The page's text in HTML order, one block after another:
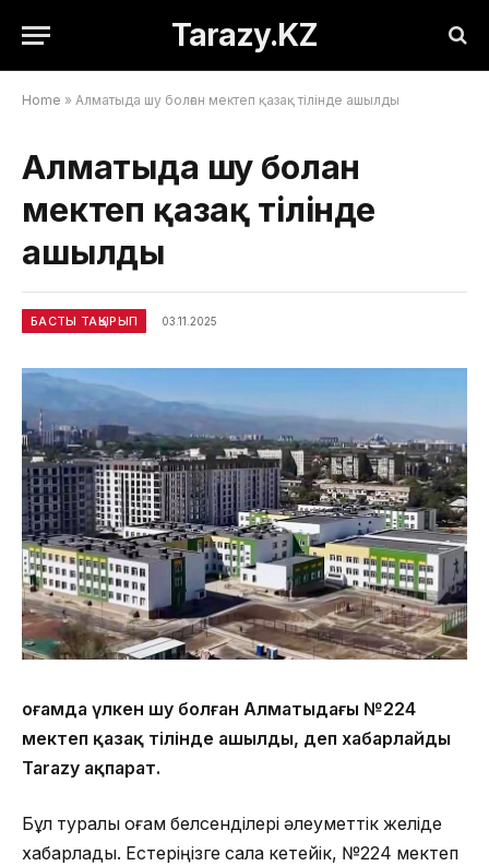
Tarazy.KZ
Home » Алматыда шу болған мектеп қазақ тілінде ашылды
Алматыда шу болған
мектеп қазақ тілінде
ашылды
БАСТЫ ТАҚЫРЫП 03.11.2025
Қоғамда үлкен шу болған Алматыдағы №224
мектеп қазақ тілінде ашылды, деп хабарлайды
Tarazy ақпарат.
Бұл туралы қоғам белсенділері әлеуметтік желіде
хабарлады. Естеріңізге сала кетейік, №224 мектеп